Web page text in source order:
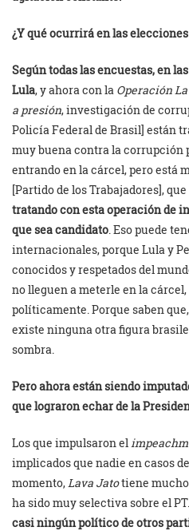
¿Y qué ocurrirá en las elecciones
Según todas las encuestas, en
Lula, y ahora con la Operación
a presión, investigación de
Policía Federal de Brasil] están
muy buena contra la corrupción
entrando en la cárcel, pero está
[Partido de los Trabajadores],
tratando con esta operación de
que sea candidato . Eso puede
internacionales, porque Lula y
conocidos y respetados del
no lleguen a meterle en la
políticamente. Porque saben
existe ninguna otra figura
sombra.
Pero ahora están siendo
que lograron echar de la
Los que impulsaron el
implicados que nadie en casos
momento, Lava Jatotiene mucho
ha sido muy selectiva sobre el
casi ningún político de otros